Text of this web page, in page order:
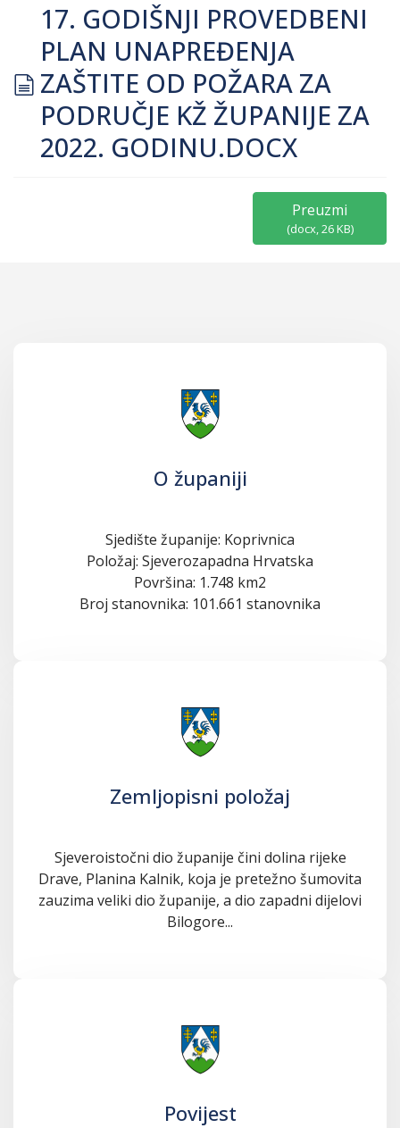
document
17. GODIŠNJI PROVEDBENI
PLAN UNAPREĐENJA
ZAŠTITE OD POŽARA ZA
PODRUČJE KŽ ŽUPANIJE ZA
2022. GODINU.DOCX
Preuzmi
(docx,26 KB)
O županiji
Sjedište županije: Koprivnica
Položaj: Sjeverozapadna Hrvatska
Površina: 1.748 km2
Broj stanovnika: 101.661 stanovnika
Zemljopisni položaj
Sjeveroistočni dio županije čini dolina rijeke
Drave, Planina Kalnik, koja je pretežno šumovita
zauzima veliki dio županije, a dio zapadni dijelovi
Bilogore...
Povijest